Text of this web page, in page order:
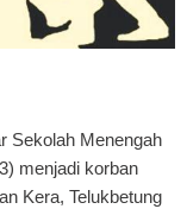
Sekolah Menengah
menjadi korban
Kera, Telukbetung